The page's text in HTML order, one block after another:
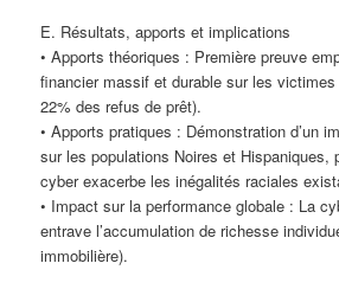
E. Résultats, apports et implications
• Apports théoriques : Première preuve
financier massif et durable sur les
22% des refus de prêt).
• Apports pratiques : Démonstration d’un
sur les populations Noires et Hispaniques,
cyber exacerbe les inégalités raciales
• Impact sur la performance globale : La
entrave l’accumulation de richesse
immobilière).